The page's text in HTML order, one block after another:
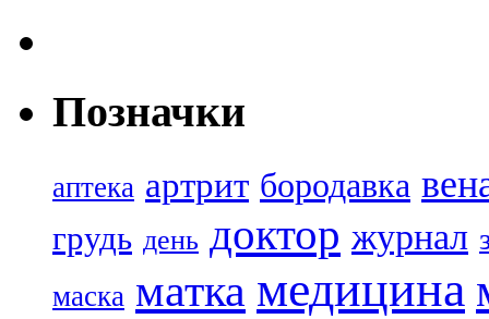
Позначки
аптека артрит бородавка
грудь день доктор журнал
маска матка медицина